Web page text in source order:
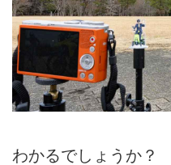
わかるでしょうか？